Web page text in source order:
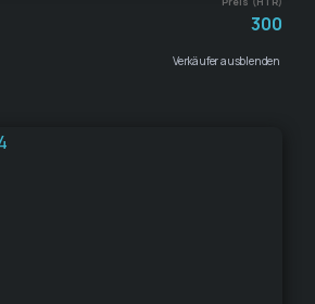
300
Verkäufer ausblenden